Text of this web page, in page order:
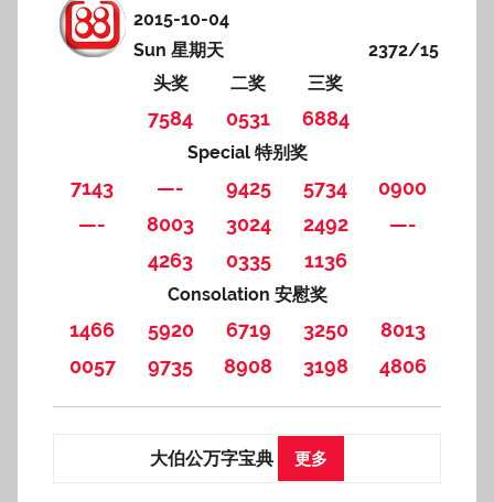
2015-10-04
Sun 星期天
2372/15
头奖
二奖 三奖
7584 0531 6884
Special 特别奖
7143 —- 9425 5734
0900
—-
8003 3024 2492
—-
4263
0335 1136
Consolation 安慰奖
1466 5920 6719 3250
8013
0057
9735 8908 3198 4806
大伯公万字宝典 更多